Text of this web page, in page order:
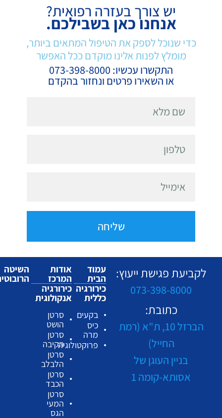
יש צורך בעזרה רפואית?
אנחנו כאן בשבילכם.
כדי שנוכל לספק את הטיפול המתאים ביותר,
מומלץ לפנות אלינו מוקדם ככל האפשר
התקשרו עכשיו: 073-398-8000
או השאירו פרטים ונחזור בהקדם
שליחה
לקביעת פגישת ייעוץ:
073-398-8000
כתובת:
הברזל 10, ת"א (רמת
החייל)
בניין העוגן של
אסותא-קומה 1
עמוד
הבית
כירורגיה
כללית
בקעים
כיס
מרה
פרוקטולוגיה
אודות
המרכז
כירורגיה
אנקולוגית
סרטן
הושט
סרטן
הקיבה
סרטן
הלבלב
סרטן
הכבד
סרטן
המעי
הגס
השיטה